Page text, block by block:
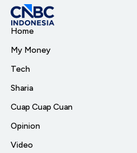
Home
My Money
Tech
Sharia
Cuap Cuap Cuan
Opinion
Video